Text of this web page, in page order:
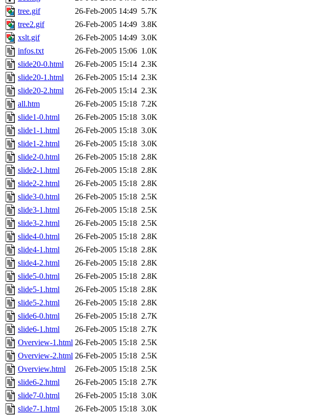
tree.gif
26-Feb-2005 14:49 5.7K
tree2.gif
26-Feb-2005 14:49 3.8K
xslt.gif
26-Feb-2005 14:49 3.0K
infos.txt
26-Feb-2005 15:06 1.0K
slide20-0.html
26-Feb-2005 15:14 2.3K
slide20-1.html
26-Feb-2005 15:14 2.3K
slide20-2.html
26-Feb-2005 15:14 2.3K
all.htm
26-Feb-2005 15:18 7.2K
slide1-0.html
26-Feb-2005 15:18 3.0K
slide1-1.html
26-Feb-2005 15:18 3.0K
slide1-2.html
26-Feb-2005 15:18 3.0K
slide2-0.html
26-Feb-2005 15:18 2.8K
slide2-1.html
26-Feb-2005 15:18 2.8K
slide2-2.html
26-Feb-2005 15:18 2.8K
slide3-0.html
26-Feb-2005 15:18 2.5K
slide3-1.html
26-Feb-2005 15:18 2.5K
slide3-2.html
26-Feb-2005 15:18 2.5K
slide4-0.html
26-Feb-2005 15:18 2.8K
slide4-1.html
26-Feb-2005 15:18 2.8K
slide4-2.html
26-Feb-2005 15:18 2.8K
slide5-0.html
26-Feb-2005 15:18 2.8K
slide5-1.html
26-Feb-2005 15:18 2.8K
slide5-2.html
26-Feb-2005 15:18 2.8K
slide6-0.html
26-Feb-2005 15:18 2.7K
slide6-1.html
26-Feb-2005 15:18 2.7K
Overview-1.html 26-Feb-2005 15:18 2.5K
Overview-2.html 26-Feb-2005 15:18 2.5K
Overview.html
26-Feb-2005 15:18 2.5K
slide6-2.html
26-Feb-2005 15:18 2.7K
slide7-0.html
26-Feb-2005 15:18 3.0K
slide7-1.html
26-Feb-2005 15:18 3.0K